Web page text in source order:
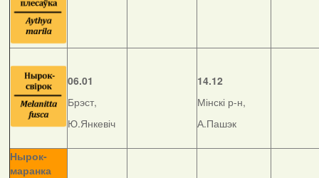
06.01
Брэст,
Ю.Янкевіч
14.12
Мінскі р-н,
А.Пашэк
Нырок-
маранка